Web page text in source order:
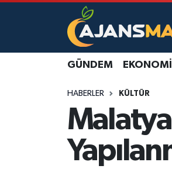
GÜNDEM EKONOMI
HABERLER KÜLTÜR
Malatya Nöbetçi Eczaneler
Malatya Trafik Yoğunluk
TFF 3.Lig 2.Grup Puan